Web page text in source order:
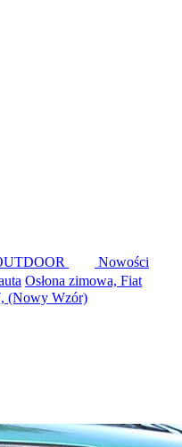
Nowości
Osłona zimowa, Fiat
(Nowy Wzór)